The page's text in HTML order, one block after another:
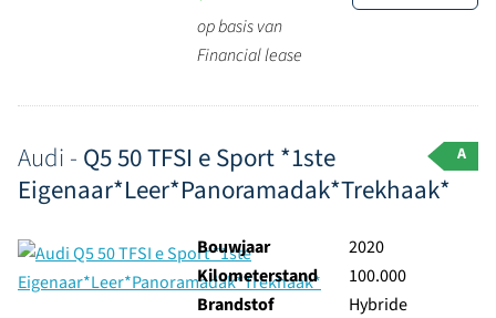
op basis van
Financial lease
Audi - Q5 50 TFSI e Sport *1ste
Eigenaar*Leer*Panoramadak*Trekhaak*
A
Bouwjaar
2020
Kilometerstand
100.000
Brandstof
Hybride